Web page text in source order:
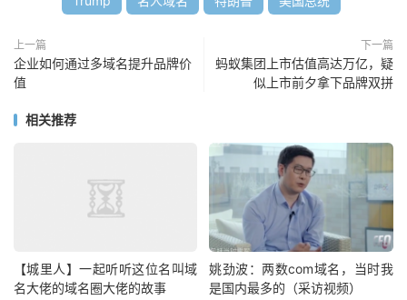
上一篇
企业如何通过多域名提升品牌价
值
下一篇
蚂蚁集团上市估值高达万亿，疑
似上市前夕拿下品牌双拼
相关推荐
【城里人】一起听听这位名叫域
名大佬的域名圈大佬的故事
姚劲波：两数com域名，当时我
是国内最多的（采访视频）